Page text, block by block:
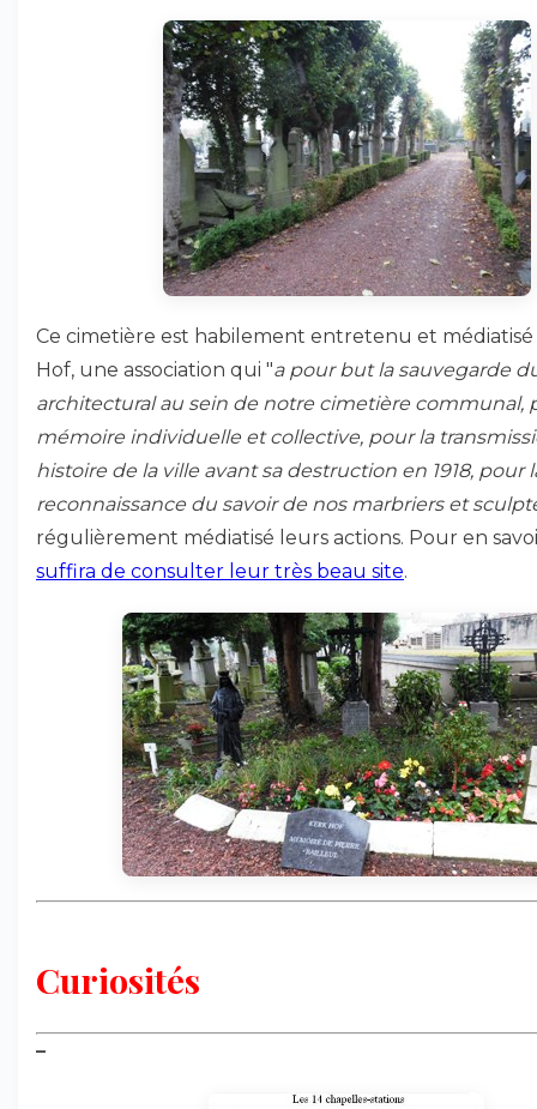
Ce cimetière est habilement entretenu et
Hof, une association qui "a pour but la sauvegarde
architectural au sein de notre cimetière communal,
mémoire individuelle et collective, pour la
histoire de la ville avant sa destruction en 1918, pour
reconnaissance du savoir de nos marbriers et
régulièrement médiatisé leurs actions. Pour en
suffira de consulter leur très beau site.
Curiosités
–